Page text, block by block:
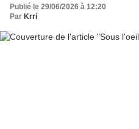
Publié le 29/06/2026 à 12:20
Par Krri